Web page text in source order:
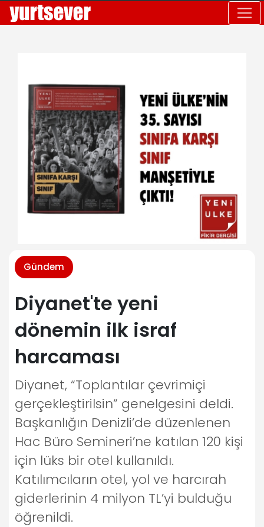
Gündem
Diyanet'te yeni
dönemin ilk israf
harcaması
Diyanet, “Toplantılar çevrimiçi
gerçekleştirilsin” genelgesini deldi.
Başkanlığın Denizli’de düzenlenen
Hac Büro Semineri’ne katılan 120 kişi
için lüks bir otel kullanıldı.
Katılımcıların otel, yol ve harcırah
giderlerinin 4 milyon TL’yi bulduğu
öğrenildi.